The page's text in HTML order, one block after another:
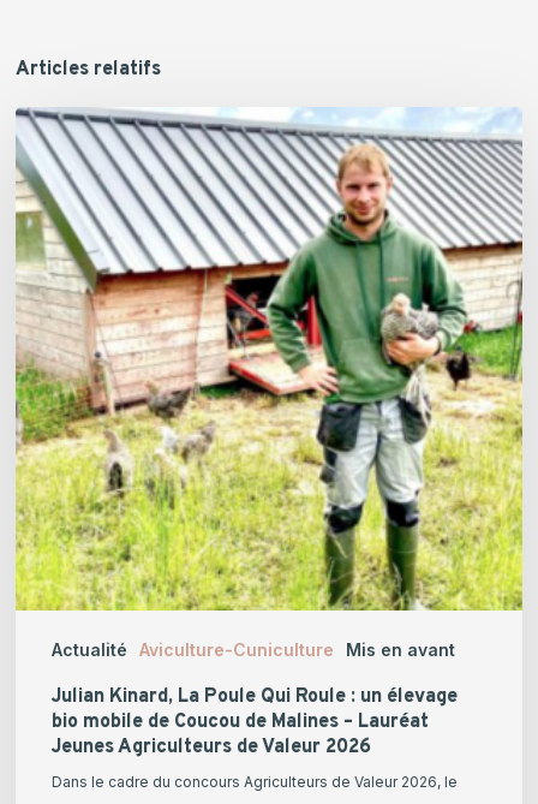
Articles relatifs
Actualité Aviculture-Cuniculture Mis en avant
Julian
Kinard,
La
Poule
Qui
Roule
:
un
élevage
bio
mobile
de
Coucou
de
Malines
–
Jeunes
Agriculteurs
Valeur
2026
Julian Kinard, La Poule Qui Roule : un élevage
bio mobile de Coucou de Malines – Lauréat
Jeunes Agriculteurs de Valeur 2026
Dans le cadre du concours Agriculteurs de Valeur 2026, le